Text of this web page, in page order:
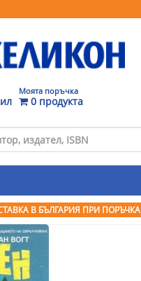
Моята поръчка
0 продукта
В БЪЛГАРИЯ ПРИ ПОРЪЧКА